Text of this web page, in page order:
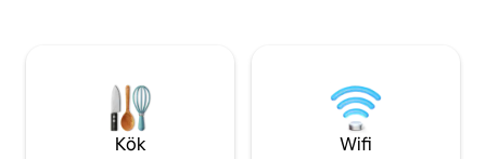
minuter från Lake Tiak-O' Khata, och
bara 7 miles från Walmart och Main
verandan eller
Kök Wifi